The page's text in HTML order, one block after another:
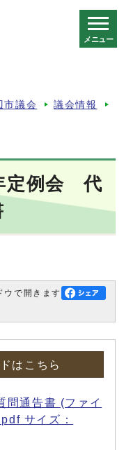
メニュー
市議会 議会情報
定例会 代
ウで開きます
はこちら
問通告書 (ファイ
サイズ：